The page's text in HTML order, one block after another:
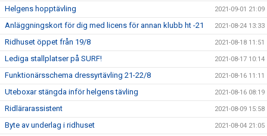
Helgens hopptävling 2021-09-01 21:09
Anläggningskort för dig med licens för annan klubb ht -21 2021-08-24 13:33
Ridhuset öppet från 19/8 2021-08-18 11:51
Lediga stallplatser på SURF! 2021-08-17 10:14
Funktionärsschema dressyrtävling 21-22/8 2021-08-16 11:11
Uteboxar stängda inför helgens tävling 2021-08-16 08:19
Ridlärarassistent 2021-08-09 15:58
Byte av underlag i ridhuset 2021-08-04 21:05